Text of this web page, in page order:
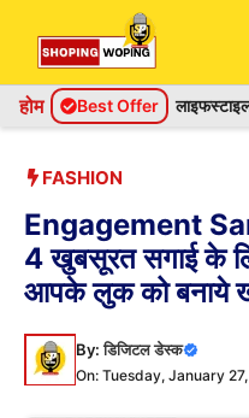
content
होम Best Offer
FASHION
Engagement
4 खुबसूरत सगाई के
आपके लुक को बनाये
By:डिजिटल डेस्क
On: Tuesday, January